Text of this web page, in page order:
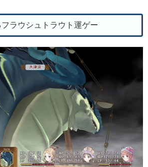
ラウシュトラウト運ゲー